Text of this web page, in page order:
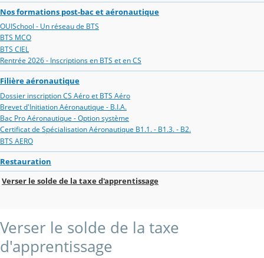
Nos formations post-bac et aéronautique
OUISchool - Un réseau de BTS
BTS MCO
BTS CIEL
Rentrée 2026 - Inscriptions en BTS et en CS
Filière aéronautique
Dossier inscription CS Aéro et BTS Aéro
Brevet d'Initiation Aéronautique - B.I.A.
Bac Pro Aéronautique - Option système
Certificat de Spécialisation Aéronautique B1.1. - B1.3. - B2.
BTS AERO
Restauration
Verser le solde de la taxe d'apprentissage
Verser le solde de la taxe
d'apprentissage